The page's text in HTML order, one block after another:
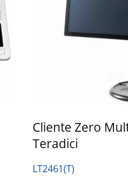
Cliente Zero
Teradici
LT2461(T)